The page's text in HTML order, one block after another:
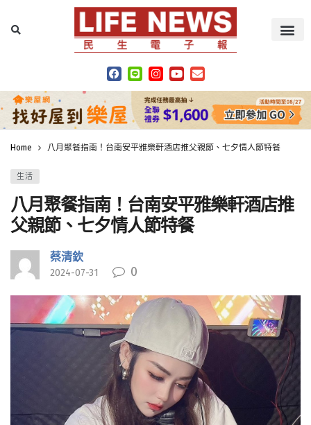
Home 八月聚餐指南！台南安平雅樂軒酒店推父親節、七夕情人節特餐
生活
八月聚餐指南！台南安平雅樂軒酒店推
父親節、七夕情人節特餐
蔡清欽
2024-07-31 0